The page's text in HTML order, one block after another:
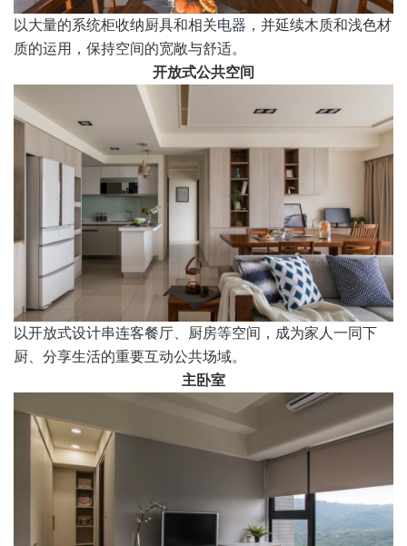
以大量的系统柜收纳厨具和相关电器 ，并延续木质和浅色材
质的运用，保持空间的宽敞与舒适。
开放式公共空间
以开放式设计串连客餐厅、厨房等空间，成为家人一同下
厨、分享生活的重要互动公共场域。
主卧室